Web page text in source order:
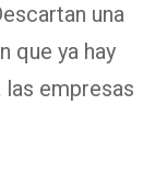
una
que ya hay
empresas